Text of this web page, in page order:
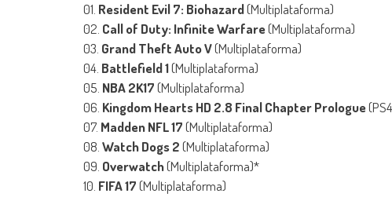
01. Resident Evil 7: Biohazard(Multiplataforma)
02. Call of Duty: Infinite Warfare(Multiplataforma)
03. Grand Theft Auto V(Multiplataforma)
04. Battlefield 1(Multiplataforma)
05. NBA 2K17(Multiplataforma)
06. Kingdom Hearts HD 2.8 Final Chapter Prologue
07. Madden NFL 17(Multiplataforma)
08.Watch Dogs 2(Multiplataforma)
09. Overwatch(Multiplataforma)*
10. FIFA 17(Multiplataforma)